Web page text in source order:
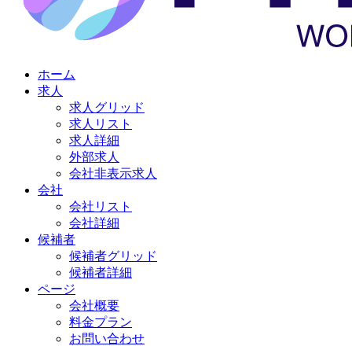
ホーム
求人
求人グリッド
求人リスト
求人詳細
外部求人
会社非表示求人
会社
会社リスト
会社詳細
候補者
候補者グリッド
候補者詳細
ページ
会社概要
料金プラン
お問い合わせ